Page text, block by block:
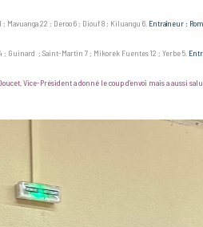
Mavuanga 22 ; Deroo 6 ; Diouf 8 ; Kiluangu 6. Entraîneur :
; Guinard ; Saint-Martin 7 ; Mikorek Fuentes 12 ; Yerbe 5.
Vice-Président a donné le coup d’envoi mais a aussi